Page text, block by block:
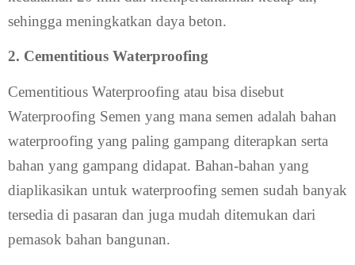
sehingga meningkatkan daya beton.
2. Cementitious Waterproofing
Cementitious Waterproofing atau bisa disebut
Waterproofing Semen yang mana semen adalah bahan
waterproofing yang paling gampang diterapkan serta
bahan yang gampang didapat. Bahan-bahan yang
diaplikasikan untuk waterproofing semen sudah banyak
tersedia di pasaran dan juga mudah ditemukan dari
pemasok bahan bangunan.